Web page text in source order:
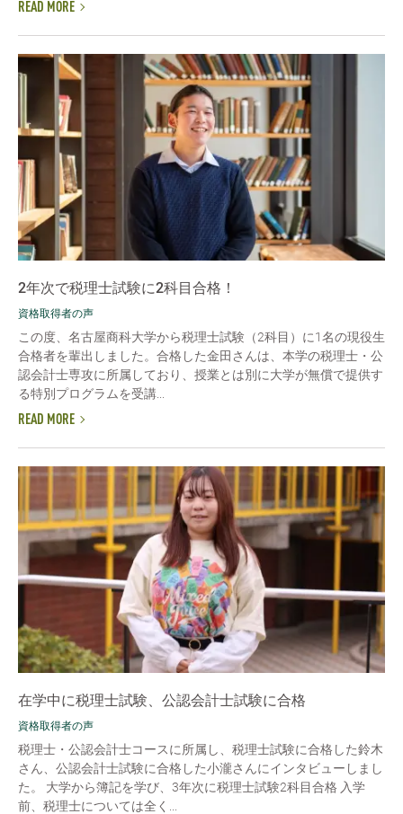
READ MORE
2年次で税理士試験に2科目合格！
資格取得者の声
この度、名古屋商科大学から税理士試験（2科目）に1名の現役生
合格者を輩出しました。合格した金田さんは、本学の税理士・公
認会計士専攻に所属しており、授業とは別に大学が無償で提供す
る特別プログラムを受講...
READ MORE
在学中に税理士試験、公認会計士試験に合格
資格取得者の声
税理士・公認会計士コースに所属し、税理士試験に合格した鈴木
さん、公認会計士試験に合格した小瀧さんにインタビューしまし
た。 大学から簿記を学び、3年次に税理士試験2科目合格 入学
前、税理士については全く...